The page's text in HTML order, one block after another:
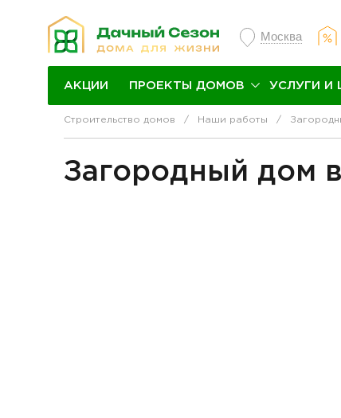
Москва
АКЦИИ ПРОЕКТЫ ДОМОВ УСЛУГИ И
Строительство домов Наши работы
Загородный дом